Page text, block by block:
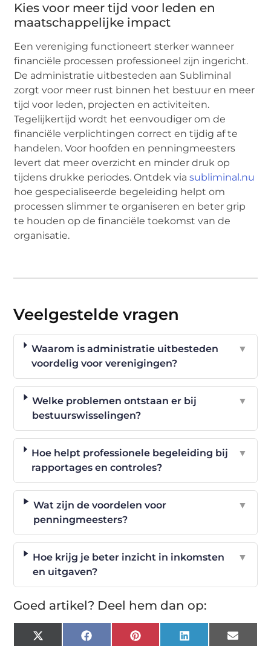
Kies voor meer tijd voor leden en
maatschappelijke impact
Een vereniging functioneert sterker wanneer
financiële processen professioneel zijn ingericht.
De administratie uitbesteden aan Subliminal
zorgt voor meer rust binnen het bestuur en meer
tijd voor leden, projecten en activiteiten.
Tegelijkertijd wordt het eenvoudiger om de
financiële verplichtingen correct en tijdig af te
handelen. Voor hoofden en penningmeesters
levert dat meer overzicht en minder druk op
tijdens drukke periodes. Ontdek viasubliminal.nu
hoe gespecialiseerde begeleiding helpt om
processen slimmer te organiseren en beter grip
te houden op de financiële toekomst van de
organisatie.
Veelgestelde vragen
Waarom is administratie uitbesteden
voordelig voor verenigingen?
▼
Welke problemen ontstaan er bij
bestuurswisselingen?
▼
Hoe helpt professionele begeleiding bij
rapportages en controles?
▼
Wat zijn de voordelen voor
penningmeesters?
▼
Hoe krijg je beter inzicht in inkomsten
en uitgaven?
▼
Goed artikel? Deel hem dan op:
X
FacebookPinterest LinkedIn Email